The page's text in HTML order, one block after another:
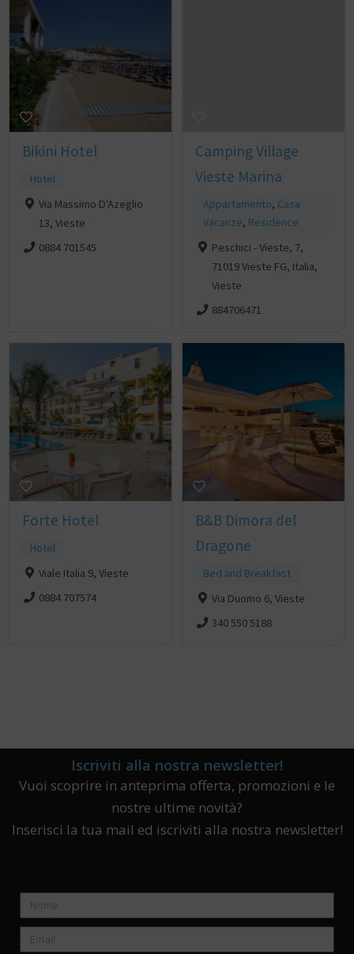
Bikini Hotel
Hotel
Via Massimo D'Azeglio
13, Vieste
0884 701545
Camping Village
Vieste Marina
Appartamento, Casa
Vacanze, Residence
Peschici - Vieste, 7,
71019 Vieste FG, Italia,
Vieste
884706471
Forte Hotel
Hotel
Viale Italia 9, Vieste
0884 707574
B&B Dimora del
Dragone
Bed and Breakfast
Via Duomo 6, Vieste
340 550 5188
Iscriviti alla nostra newsletter!
Vuoi scoprire in anteprima offerta, promozioni e le
nostre ultime novità?
Inserisci la tua mail ed iscriviti alla nostra newsletter!